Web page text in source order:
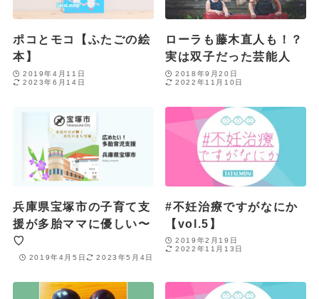
ポコとモコ【ふたごの絵
本】
2019年4月11日
2023年6月14日
ローラも藤木直人も！？
実は双子だった芸能人
2018年9月20日
2022年11月10日
兵庫県宝塚市の子育て支
援が多胎ママに優しい〜
♡
2019年4月5日 2023年5月4日
#不妊治療ですがなにか
【vol.5】
2019年2月19日
2022年11月13日